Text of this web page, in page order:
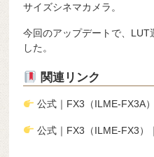
サイズシネマカメラ。
今回のアップデートで、LUT
した。
関連リンク
公式｜FX3（ILME-FX3A
公式｜FX3（ILME-FX3）